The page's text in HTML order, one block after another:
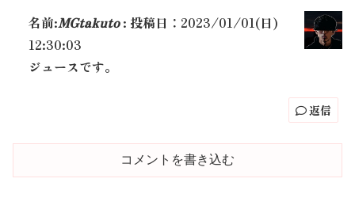
名前:MGtakuto: 投稿日：2023/01/01(日)
12:30:03
ジュースです。
返信
コメントを書き込む